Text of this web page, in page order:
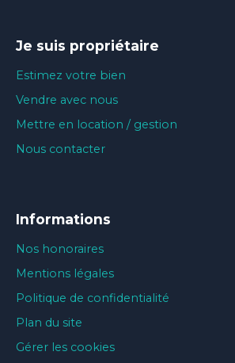
Je suis propriétaire
Estimez votre bien
Vendre avec nous
Mettre en location / gestion
Nous contacter
Informations
Nos honoraires
Mentions légales
Politique de confidentialité
Plan du site
Gérer les cookies